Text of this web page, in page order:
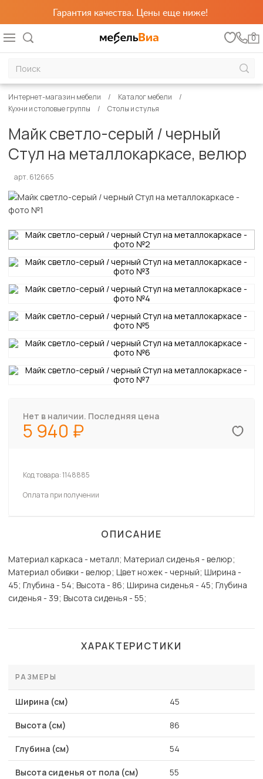
Гарантия качества. Цены еще ниже!
0
Интернет-магазин мебели
Каталог мебели
Кухни и столовые группы
Столы и стулья
Майк светло-серый / черный
Стул на металлокаркасе, велюр
арт. 612665
Нет в наличии. Последняя цена
5 940
Код товара:1148885
Оплата при получении
ОПИСАНИЕ
Материал каркаса - металл; Материал сиденья - велюр;
Материал обивки - велюр; Цвет ножек - черный; Ширина -
45; Глубина - 54; Высота - 86; Ширина сиденья - 45; Глубина
сиденья - 39; Высота сиденья - 55;
ХАРАКТЕРИСТИКИ
РАЗМЕРЫ
Ширина (см) 45
Высота (см) 86
Глубина (см) 54
Высота сиденья от пола (см) 55